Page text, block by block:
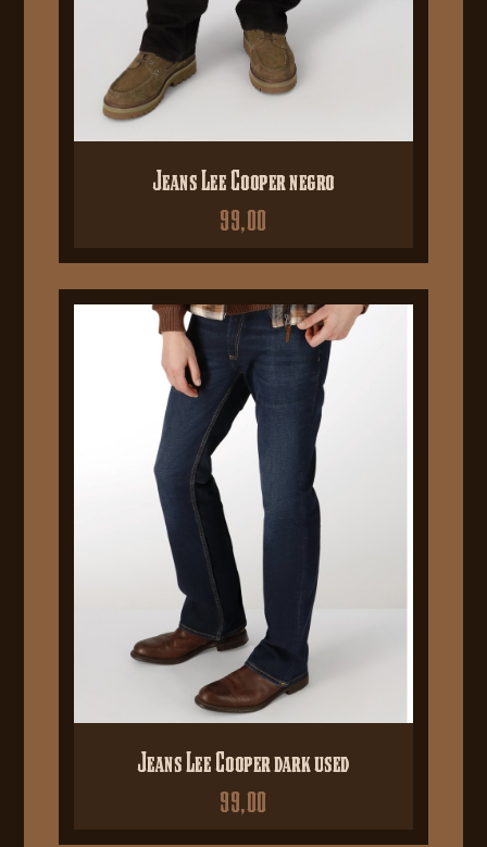
Jeans Lee Cooper negro
99,00
Jeans Lee Cooper dark used
99,00